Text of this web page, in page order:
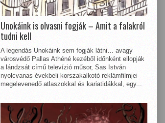
Unokáink is olvasni fogják – Amit a falakról
tudni kell
A legendás Unokáink sem fogják látni… avagy
városvédő Pallas Athéné kezéből időnként ellopják
a lándzsát című televízió műsor, Sas István
nyolcvanas évekbeli korszakalkotó reklámfilmjei
megelevenedő atlaszokkal és kariatidákkal, egy...